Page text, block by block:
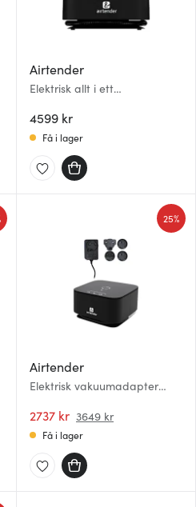
Airtender
Elektrisk allt i ett
4599 kr
Få i lager
Airtender
Elektrisk vakuumadapter
2737 kr 3649 kr
25%
Få i lager